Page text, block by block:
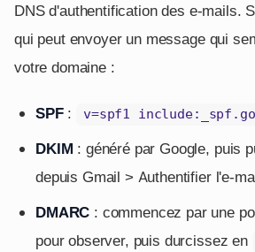
DNS d'authentification des e-mails.
qui peut envoyer un message qui
votre domaine :
SPF: v=spf1
DKIM : généré par Google, puis
depuis Gmail > Authentifier l'e-
DMARC : commencez par une
pour observer, puis durcissez en